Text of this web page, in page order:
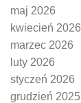
maj 2026
kwiecień 2026
marzec 2026
luty 2026
styczeń 2026
grudzień 2025